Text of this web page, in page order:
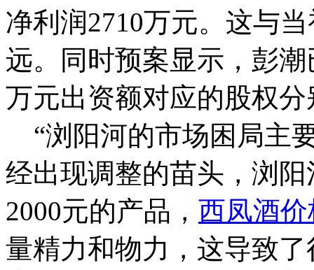
净利润2710万元。这与
远。同时预案显示，彭
万元出资额对应的股权
“浏阳河的市场困局主
经出现调整的苗头，浏
2000元的产品， 西凤酒价
量精力和物力，这导致